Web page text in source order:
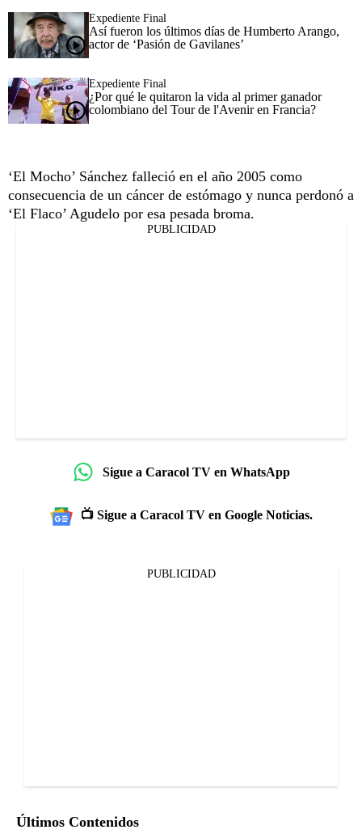
Expediente Final
Así fueron los últimos días de Humberto Arango,
actor de ‘Pasión de Gavilanes’
Expediente Final
¿Por qué le quitaron la vida al primer ganador
colombiano del Tour de l'Avenir en Francia?
‘El Mocho’ Sánchez falleció en el año 2005 como
consecuencia de un cáncer de estómago y nunca perdonó a
‘El Flaco’ Agudelo por esa pesada broma.
PUBLICIDAD
Sigue a Caracol TV en WhatsApp
📺 Sigue a Caracol TV en Google Noticias.
PUBLICIDAD
Últimos Contenidos